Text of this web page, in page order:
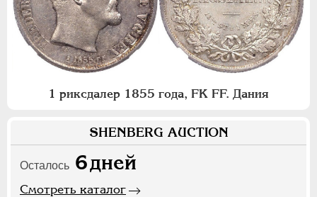
1 риксдалер 1855 года, FK FF. Дания
SHENBERG AUCTION
Осталось 6дней
Смотреть каталог